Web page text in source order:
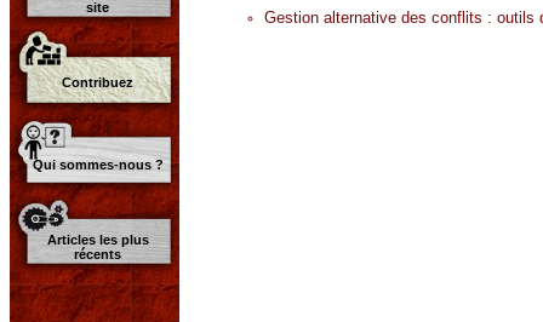
site
Contribuez
Qui sommes-nous ?
Articles les plus
récents
Gestion alternative des conflits : outils